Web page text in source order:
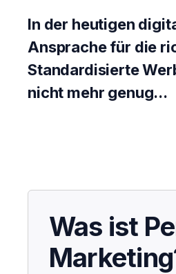
In der heutigen
Ansprache für die
Standardisierte
nicht mehr genug...
Was ist